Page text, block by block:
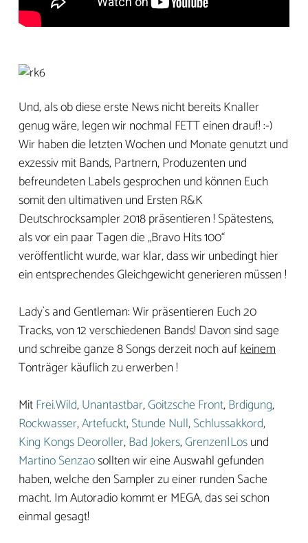
Und, als ob diese erste News nicht bereits Knaller
genug wäre, legen wir nochmal FETT einen drauf! :-)
Wir haben die letzten Wochen und Monate genutzt und
exzessiv mit Bands, Partnern, Produzenten und
befreundeten Labels gesprochen und können Euch
somit den ultimativen und Ersten R&K
Deutschrocksampler 2018 präsentieren ! Spätestens,
als vor ein paar Tagen die „Bravo Hits 100“
veröffentlicht wurde, war klar, dass wir unbedingt hier
ein entsprechendes Gleichgewicht generieren müssen !
Lady`s and Gentleman: Wir präsentieren Euch 20
Tracks, von 12 verschiedenen Bands! Davon sind sage
und schreibe ganze 8 Songs derzeit noch aufkeinem
Tonträger käuflich zu erwerben !
MitFrei.Wild,Unantastbar,Goitzsche Front,Brdigung,
Rockwasser,Artefuckt,Stunde Null,Schlussakkord,
King Kongs Deoroller,Bad Jokers,Grenzen|Losund
Martino Senzaosollten wir eine Auswahl gefunden
haben, welche den Sampler zu einer runden Sache
macht. Im Autoradio kommt er MEGA, das sei schon
einmal gesagt!